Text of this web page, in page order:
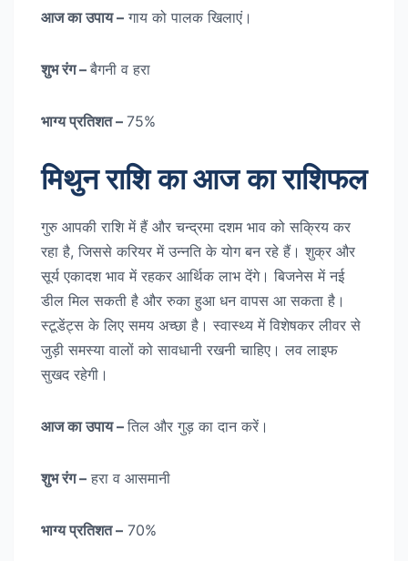
आज का उपाय – गाय को पालक खिलाएं।
शुभ रंग – बैगनी व हरा
भाग्य प्रतिशत – 75%
मिथुन राशि का आज का राशिफल
गुरु आपकी राशि में हैं और चन्द्रमा दशम भाव को सक्रिय कर
रहा है, जिससे करियर में उन्नति के योग बन रहे हैं। शुक्र और
सूर्य एकादश भाव में रहकर आर्थिक लाभ देंगे। बिजनेस में नई
डील मिल सकती है और रुका हुआ धन वापस आ सकता है।
स्टूडेंट्स के लिए समय अच्छा है। स्वास्थ्य में विशेषकर लीवर से
जुड़ी समस्या वालों को सावधानी रखनी चाहिए। लव लाइफ
सुखद रहेगी।
आज का उपाय – तिल और गुड़ का दान करें।
शुभ रंग – हरा व आसमानी
भाग्य प्रतिशत – 70%